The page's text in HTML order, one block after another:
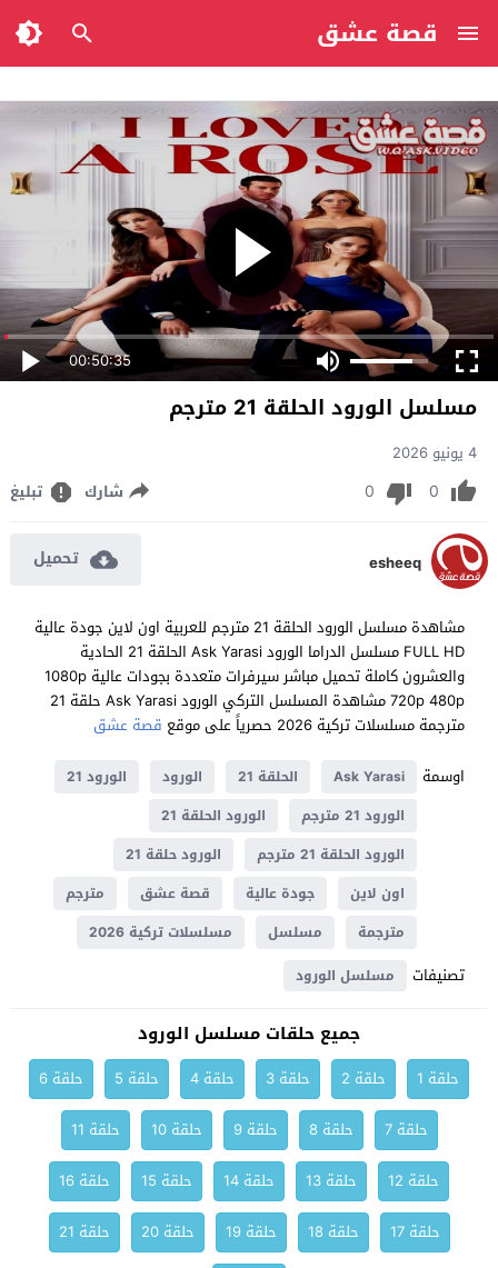
قصة عشق
00:50:35
مسلسل الورود الحلقة 21 مترجم
4 يونيو 2026
0
0 شارك تبليغ
esheeq تحميل
مشاهدة مسلسل الورود الحلقة 21 مترجم للعربية اون لاين جودة عالية
FULL HD مسلسل الدراما الورود Ask Yarasi الحلقة 21 الحادية
والعشرون كاملة تحميل مباشر سيرفرات متعددة بجودات عالية 1080p
720p 480p مشاهدة المسلسل التركي الورود Ask Yarasi حلقة 21
مترجمة مسلسلات تركية 2026 حصرياً على موقع
قصة عشق
اوسمة
Ask Yarasi الحلقة 21 الورود
الورود 21
الورود 21 مترجم
الورود الحلقة 21
الورود الحلقة 21 مترجم
الورود حلقة 21
اون لاين
جودة عالية قصة عشق
مترجم
مترجمة
مسلسل مسلسلات تركية 2026
تصنيفات مسلسل الورود
جميع حلقات مسلسل الورود
حلقة 1 حلقة 2 حلقة 3 حلقة 4 حلقة 5
حلقة 6
حلقة 7
حلقة 8 حلقة 9 حلقة 10
حلقة 11
حلقة 12
حلقة 13 حلقة 14 حلقة 15
حلقة 16
حلقة 17
حلقة 18 حلقة 19 حلقة 20
حلقة 21